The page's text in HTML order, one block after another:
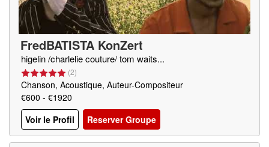
FredBATISTA KonZert
higelin /charlelie couture/ tom waits...
(2)
Chanson, Acoustique, Auteur-Compositeur
€600 - €1920
Voir le Profil
Reserver Groupe